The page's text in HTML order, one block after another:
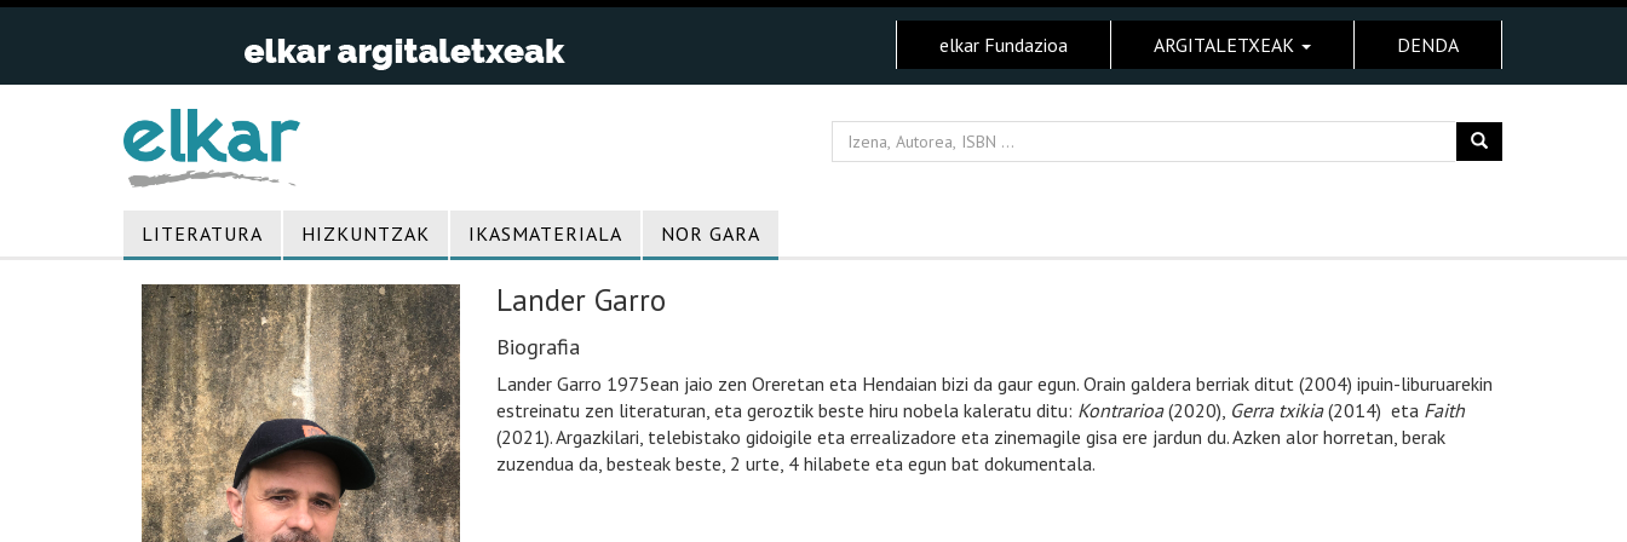
elkar Fundazioa ARGITALETXEAK DENDA
LITERATURA HIZKUNTZAK IKASMATERIALA NOR GARA
Lander Garro
Biografia
Lander Garro 1975ean jaio zen Oreretan eta Hendaian bizi da gaur egun. Orain galdera berriak ditut (2004) ipuin-liburuarekin
estreinatu zen literaturan, eta geroztik beste hiru nobela kaleratu ditu: Kontrarioa(2020), Gerra txikia(2014) eta Faith
(2021). Argazkilari, telebistako gidoigile eta errealizadore eta zinemagile gisa ere jardun du. Azken alor horretan, berak
zuzendua da, besteak beste, 2 urte, 4 hilabete eta egun bat dokumentala.